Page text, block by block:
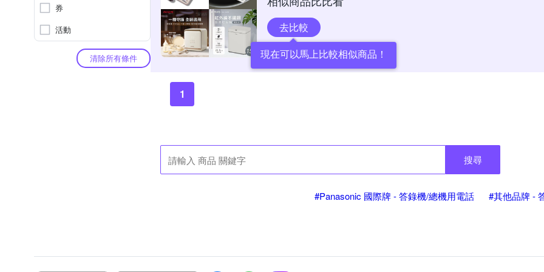
券
活動
清除所有條件
去比較
現在可以馬上比較相似商品！
1
搜尋
#Panasonic 國際牌 - 答錄機/總機用電話 #其他品牌 -